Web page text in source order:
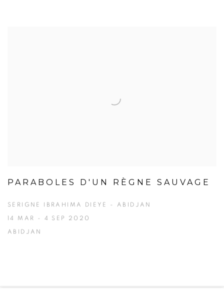
PARABOLES D'UN RÈGNE SAUVAGE
SERIGNE IBRAHIMA DIEYE - ABIDJAN
14 MAR - 4 SEP 2020
ABIDJAN